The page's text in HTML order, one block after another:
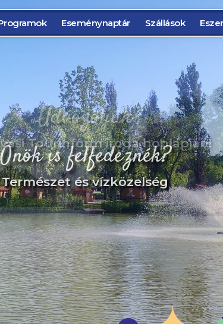
Eseménynaptár Szállások
Önök is felfedeznék?
Természet és vízközelség